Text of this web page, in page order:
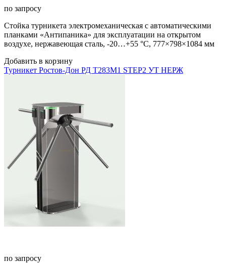
по запросу
Стойка турникета электромеханическая с автоматическими
планками «Антипаника» для эксплуатации на открытом
воздухе, нержавеющая сталь, -20…+55 °C, 777×798×1084 мм
Добавить в корзину
Турникет Ростов-Дон РД Т283М1 STEP2 УТ НЕРЖ
по запросу